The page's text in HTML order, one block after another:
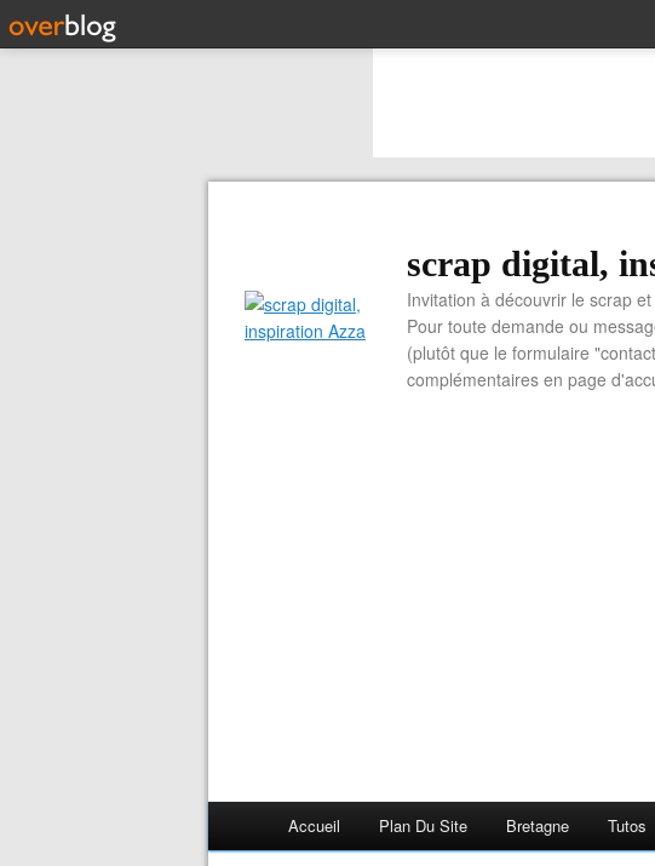
scrap digital,
Invitation à découvrir le scrap
Pour toute demande ou
(plutôt que le formulaire
complémentaires en page
Accueil Plan Du Site Bretagne Tutos